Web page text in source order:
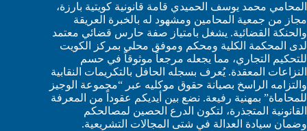
المحامي محمد يوسف الحميدي قامة قانونية كويتية بارزة،
مجاز من جمعية المحامين ومشهود له بالخبرة العريقة
والحنكة القضائية. يشغل بامتياز صفة حارس قضائي معتمد
لدى المحكمة الكلية ومحكم وموفق محلي بمركز الكويت
للتحكيم التجاري، مما يجعله مرجعاً موثوقاً في حسم
النزاعات المعقدة. يُعرف بسجله الحافل بالتكريمات النقابية
والتزامه الراسخ بصيانة حقوق موكليه عبر “مجموعة الوجيز
للمحاماة” بمهنية رفيعة. نضع بين أيديكم عقوداً من المعرفة
القانونية المتجذرة، لتكون الدرع الحصين لمصالحكم
وضمان سيادة العدالة في شتى المجالات التشريعية.